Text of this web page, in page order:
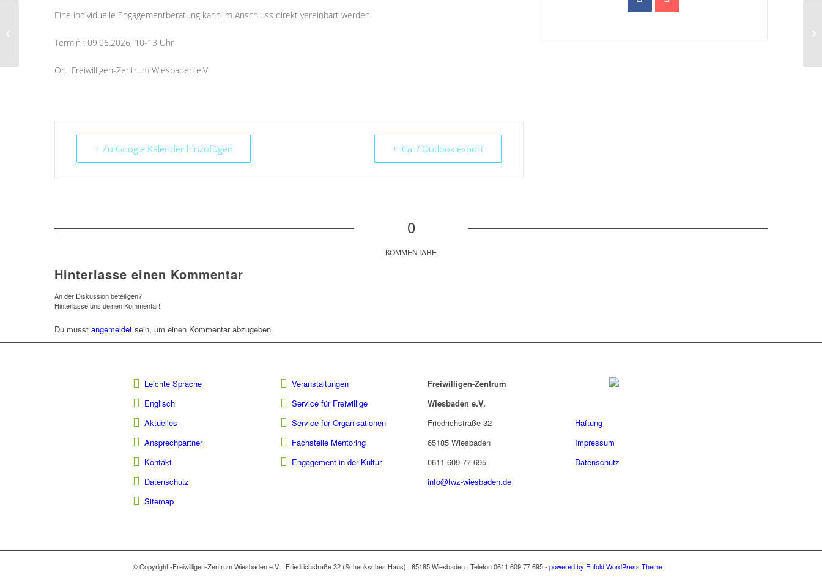
Eine individuelle Engagementberatung kann im Anschluss direkt vereinbart werden.
Termin : 09.06.2026, 10-13 Uhr
Ort: Freiwilligen-Zentrum Wiesbaden e.V.
+ Zu Google Kalender hinzufügen + iCal / Outlook export
0
KOMMENTARE
Hinterlasse einen Kommentar
An der Diskussion beteiligen?
Hinterlasse uns deinen Kommentar!
Du musst angemeldet sein, um einen Kommentar abzugeben.
Leichte Sprache
Englisch
Aktuelles
Ansprechpartner
Kontakt
Datenschutz
Sitemap
Veranstaltungen
Service für Freiwillige
Service für Organisationen
Fachstelle Mentoring
Engagement in der Kultur
Freiwilligen-Zentrum
Wiesbaden e.V.
Friedrichstraße 32
65185 Wiesbaden
0611 609 77 695
info@fwz-wiesbaden.de
Haftung
Impressum
Datenschutz
© Copyright -Freiwilligen-Zentrum Wiesbaden e.V. · Friedrichstraße 32 (Schenksches Haus) · 65185 Wiesbaden · Telefon 0611 609 77 695 - powered by Enfold WordPress Theme
Neu im Ruhestand? Ab
Informationsveranstaltung